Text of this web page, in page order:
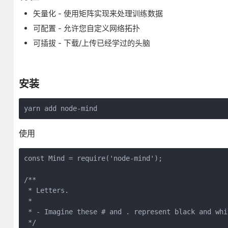
矢量化 - 使用矩阵实现来处理训练数据
可配置 - 允许您自定义网络拓扑
可插拔 - 下载/上传已经学过的头脑
安装
yarn add node-mind
使用
const Mind = require('node-mind');
/**
* Letters.
*
* - Imagine these # and . represent black and
*/